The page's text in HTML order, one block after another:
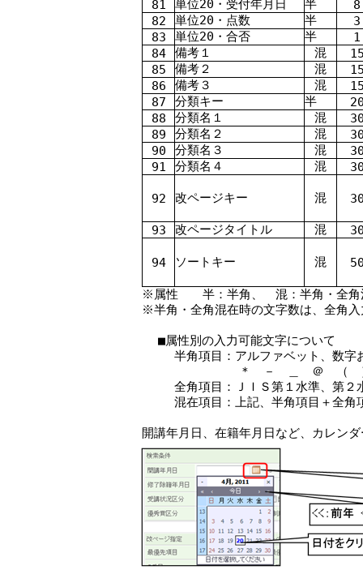
81 単位20 ・受付年月日 半
8
82
単位20 ・点数 半
3
83
単位20 ・合否 半
1
84
備考１ 混
85
備考２ 混
86
備考３ 混
87
分類キー 半
88
分類名１ 混
89
分類名２ 混
90
分類名３ 混
91
分類名４ 混
92 改ページキー 混
93 改ページタイトル 混
94 ソートキー 混
※属性 半：半角、 混：半角・全
※半角・全角混在時の文字数は、全角
■属性別の入力可能文字について
半角項目：アルファベット、数
＊ － ＿ ＠ （
全角項目：ＪＩＳ第１水準、第２
混在項目：上記、半角項目＋全角
開講年月日、在籍年月日など、カレン